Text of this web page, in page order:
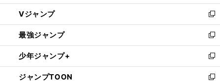
ウ
ィ
ン
ド
ウ
で
開
く
し
い
ウ
ィ
ン
ド
ウ
で
Vジャンプ
新
し
い
ウ
ィ
ン
ド
最強ジャンプ
新
し
い
ウ
ィ
少年ジャンプ+
新
し
い
ジャンプTOON
新